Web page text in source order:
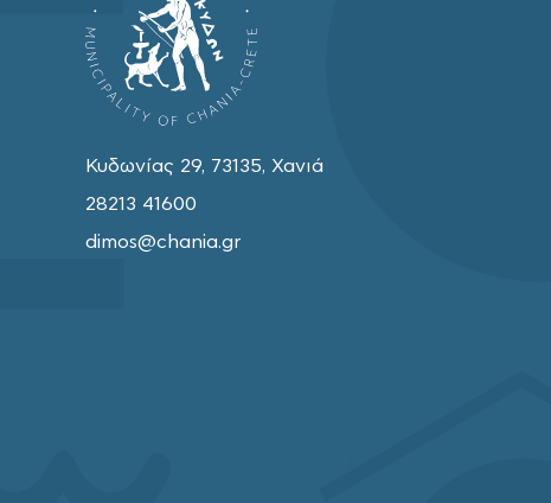
Κυδωνίας 29, 73135, Χανιά
28213 41600
dimos@chania.gr